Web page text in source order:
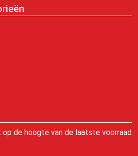
op de hoogte van de laatste voorraad